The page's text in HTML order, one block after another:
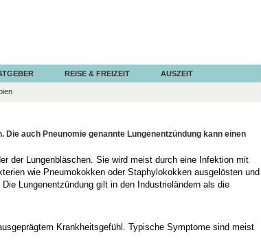
REISE & FREIZEIT AUSZEIT
auch Pneunomie genannte Lungenentzündung kann einen
der Lungenbläschen. Sie wird meist durch eine Infektion mit
wie Pneumokokken oder Staphylokokken ausgelösten und
Lungenentzündung gilt in den Industrieländern als die
Krankheitsgefühl. Typische Symptome sind meist